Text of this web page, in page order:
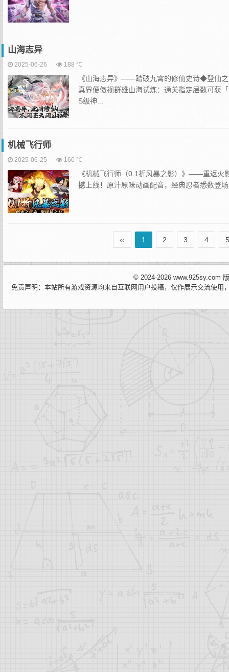
山海志异
2025-06-26 188 ℃
《山海志异》——踏破九霄的修仙史诗◆登仙
真界便傲视群雄山海试炼：通关指定层数可获
S级神...
机械飞行师
2025-06-25 160 ℃
《机械飞行师（0.1折风暴之影）》——重返火
撼上线！‌原汁原味动画配音‌，‌经典忍者悉数登
‹‹ 1 2 3 4 5
© 2024-2026 www.925sy.com
免责声明：本站所有游戏资源均来自互联网用户投稿，仅作展示交流使